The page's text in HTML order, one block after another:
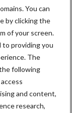
You can
by clicking the
of your screen.
to providing you
The
following
and content,
research,
grillig:
houden
voor